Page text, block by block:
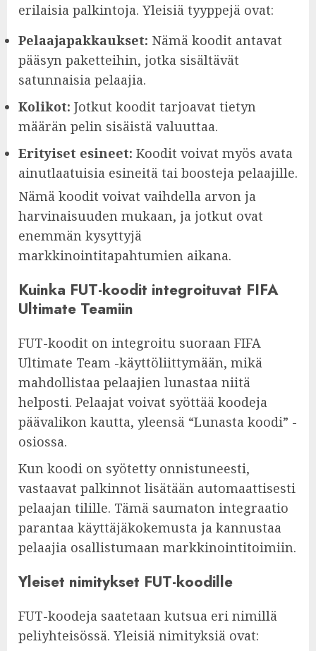
erilaisia palkintoja. Yleisiä tyyppejä ovat:
Pelaajapakkaukset: Nämä koodit antavat
pääsyn paketteihin, jotka sisältävät
satunnaisia pelaajia.
Kolikot: Jotkut koodit tarjoavat tietyn
määrän pelin sisäistä valuuttaa.
Erityiset esineet: Koodit voivat myös avata
ainutlaatuisia esineitä tai boosteja pelaajille.
Nämä koodit voivat vaihdella arvon ja
harvinaisuuden mukaan, ja jotkut ovat
enemmän kysyttyjä
markkinointitapahtumien aikana.
Kuinka FUT-koodit integroituvat FIFA
Ultimate Teamiin
FUT-koodit on integroitu suoraan FIFA
Ultimate Team -käyttöliittymään, mikä
mahdollistaa pelaajien lunastaa niitä
helposti. Pelaajat voivat syöttää koodeja
päävalikon kautta, yleensä “Lunasta koodi” -
osiossa.
Kun koodi on syötetty onnistuneesti,
vastaavat palkinnot lisätään automaattisesti
pelaajan tilille. Tämä saumaton integraatio
parantaa käyttäjäkokemusta ja kannustaa
pelaajia osallistumaan markkinointitoimiin.
Yleiset nimitykset FUT-koodille
FUT-koodeja saatetaan kutsua eri nimillä
peliyhteisössä. Yleisiä nimityksiä ovat: